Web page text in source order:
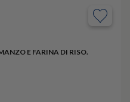
E FARINA DI RISO.